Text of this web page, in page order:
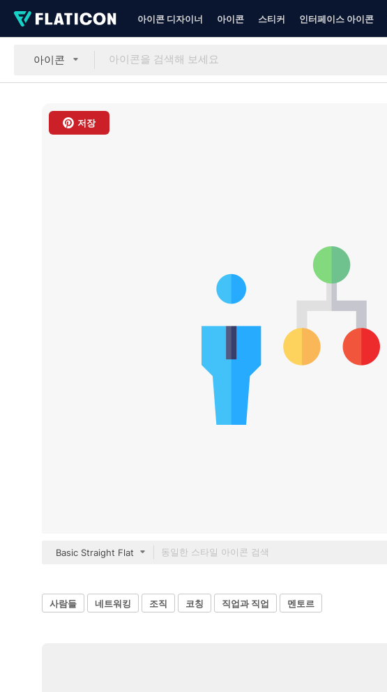
아이콘 디자이너 아이콘 스티커 인터페이스 아이콘
아이콘
저장
Basic Straight Flat
사람들 네트워킹 조직 코칭 직업과 직업 멘토르